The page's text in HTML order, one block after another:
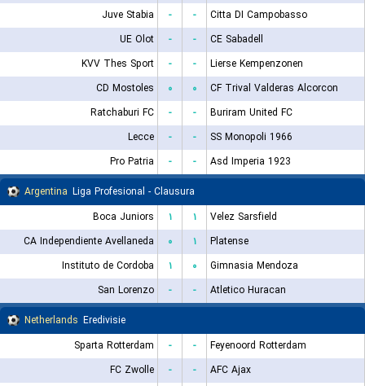
Juve Stabia
- -
Citta DI Campobasso
UE Olot
- -
CE Sabadell
KVV Thes Sport
- -
Lierse Kempenzonen
CD Mostoles
۰ ۰
CF Trival Valderas Alcorcon
Ratchaburi FC
- -
Buriram United FC
Lecce
- -
SS Monopoli 1966
Pro Patria
- -
Asd Imperia 1923
Argentina Liga Profesional - Clausura
Boca Juniors
۱ ۱
Velez Sarsfield
CA Independiente Avellaneda
۰ ۱
Platense
Instituto de Cordoba
۱ ۰
Gimnasia Mendoza
San Lorenzo
- -
Atletico Huracan
Netherlands Eredivisie
Sparta Rotterdam
- -
Feyenoord Rotterdam
FC Zwolle
- -
AFC Ajax